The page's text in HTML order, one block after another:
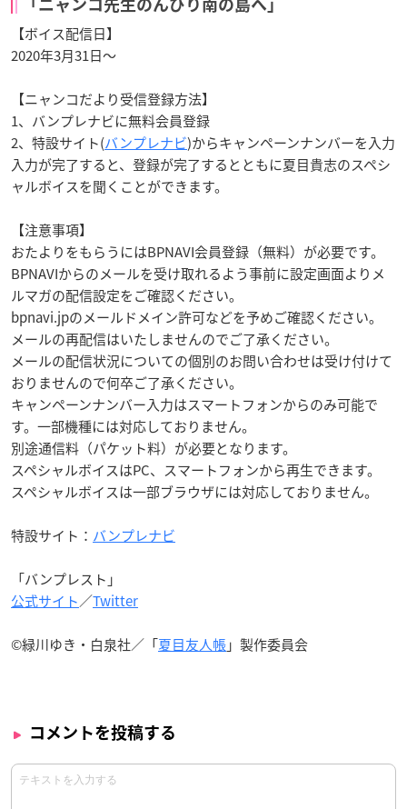
「ニャンコ先生のんびり南の島へ」
【ボイス配信日】
2020年3月31日〜
【ニャンコだより受信登録方法】
1、バンプレナビに無料会員登録
2、特設サイト(バンプレナビ)からキャンペーンナンバーを入力
入力が完了すると、登録が完了するとともに夏目貴志のスペシ
ャルボイスを聞くことができます。
【注意事項】
おたよりをもらうにはBPNAVI会員登録（無料）が必要です。
BPNAVIからのメールを受け取れるよう事前に設定画面よりメ
ルマガの配信設定をご確認ください｡
bpnavi.jpのメールドメイン許可などを予めご確認ください｡
メールの再配信はいたしませんのでご了承ください。
メールの配信状況についての個別のお問い合わせは受け付けて
おりませんので何卒ご了承ください。
キャンペーンナンバー入力はスマートフォンからのみ可能で
す。一部機種には対応しておりません。
別途通信料（パケット料）が必要となります。
スペシャルボイスはPC、スマートフォンから再生できます。
スペシャルボイスは一部ブラウザには対応しておりません。
特設サイト： バンプレナビ
「バンプレスト」
公式サイト／Twitter
©緑川ゆき・白泉社／「夏目友人帳」製作委員会
コメントを投稿する